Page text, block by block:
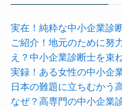
実在！純粋な中小企業診
ご紹介！地元のために努
え？中小企業診断士を束
実録！ある女性の中小企
日本の難題に立ちむかう
なぜ？高専門の中小企業